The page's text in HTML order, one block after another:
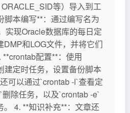
等）导入到工
脚本编写**：通过编写名为
实现Oracle数据库的每日定
DMP和LOG文件，并将它们
配置**：使用
建定时任务，设置备份脚本
可以通过`crontab -l`查看定
除任务，以及`crontab -e`
。 4. **知识补充**：文章还